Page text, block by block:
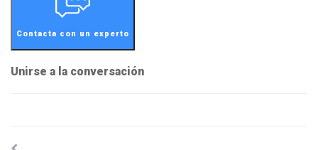
Contacta con un experto
Unirse a la conversación